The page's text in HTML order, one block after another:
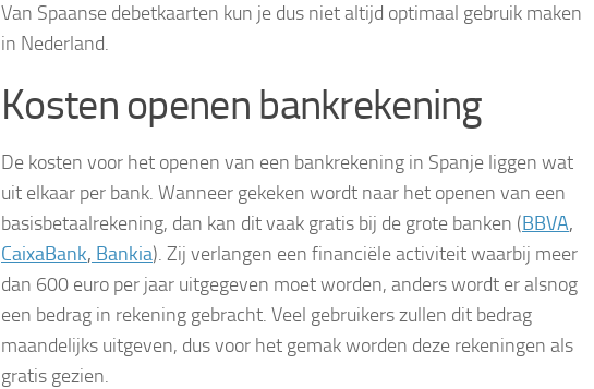
Van Spaanse debetkaarten kun je dus niet altijd optimaal gebruik maken
in Nederland.
Kosten openen bankrekening
De kosten voor het openen van een bankrekening in Spanje liggen wat
uit elkaar per bank. Wanneer gekeken wordt naar het openen van een
basisbetaalrekening, dan kan dit vaak gratis bij de grote banken (BBVA,
CaixaBank, Bankia). Zij verlangen een financiële activiteit waarbij meer
dan 600 euro per jaar uitgegeven moet worden, anders wordt er alsnog
een bedrag in rekening gebracht. Veel gebruikers zullen dit bedrag
maandelijks uitgeven, dus voor het gemak worden deze rekeningen als
gratis gezien.